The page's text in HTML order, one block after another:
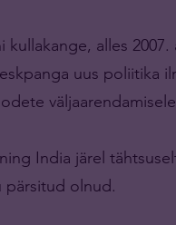
alles 2007.
uus poliitika
India järel
pärsitud olnud.